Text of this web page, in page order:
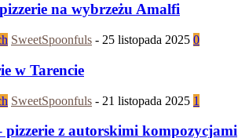
na wybrzeżu Amalfi
SweetSpoonfuls - 25 listopada 2025 0
w Tarencie
SweetSpoonfuls - 21 listopada 2025 1
pizzerie z autorskimi kompozycjami